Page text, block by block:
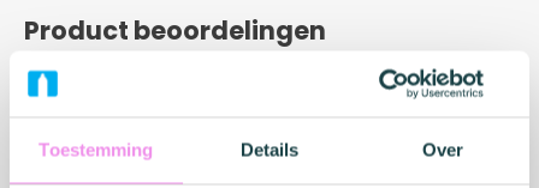
Toestemming Details Over
Product beoordelingen
06-02-2026